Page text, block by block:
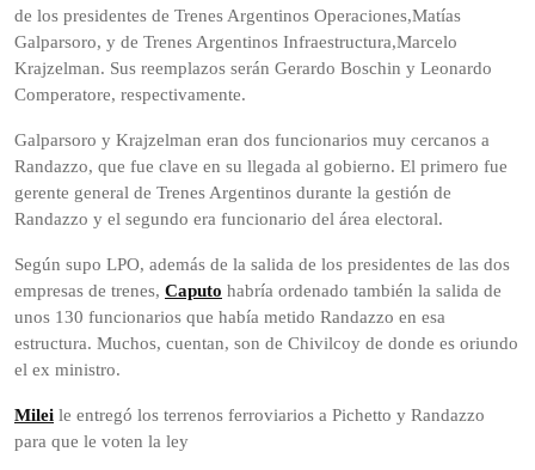
de los presidentes de Trenes Argentinos Operaciones,Matías
Galparsoro, y de Trenes Argentinos Infraestructura,Marcelo
Krajzelman. Sus reemplazos serán Gerardo Boschin y Leonardo
Comperatore, respectivamente.
Galparsoro y Krajzelman eran dos funcionarios muy cercanos a
Randazzo, que fue clave en su llegada al gobierno. El primero fue
gerente general de Trenes Argentinos durante la gestión de
Randazzo y el segundo era funcionario del área electoral.
Según supo LPO, además de la salida de los presidentes de las dos
empresas de trenes, Caputo habría ordenado también la salida de
unos 130 funcionarios que había metido Randazzo en esa
estructura. Muchos, cuentan, son de Chivilcoy de donde es oriundo
el ex ministro.
Milei le entregó los terrenos ferroviarios a Pichetto y Randazzo
para que le voten la ley